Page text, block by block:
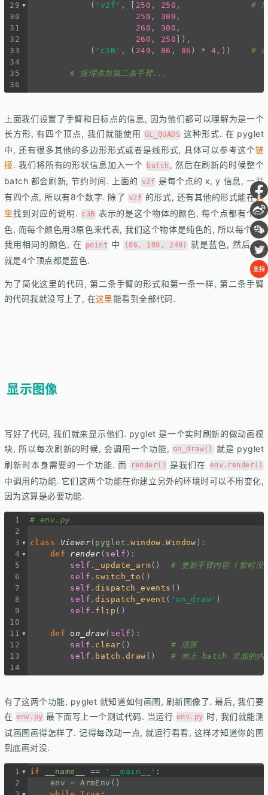
支持
29
            (
'v2f' , [ 250 , 250 , #
30
250 , 300 ,
31
260 , 300 ,
32
260 , 250 ]),
33
            (
'c3B' , ( 249 , 86 , 86 ) * 4 ,)) #
34
35
# 按理添加第二条手臂...
36
上面我们设置了手臂和目标点的信息, 因为他们都可以理解为是一个
长方形, 有四个顶点, 我们就能使用 GL_QUADS 这种形式. 在 pyglet
中, 还有很多其他的多边形形式或者是线形式, 具体可以参考这个链
接. 我们将所有的形状信息加入一个 batch , 然后在刷新的时候整个
batch 都会刷新, 节约时间. 上面的 v2f 是每个点的 x, y 信息, 一共
有四个点, 所以有8个数字. 除了 v2f 的形式, 还有其他的形式能在这
里找到对应的说明. c3B 表示的是这个物体的颜色, 每个点都有个颜
色, 而每个颜色用3原色来代表, 我们这个物体是纯色的, 所以每个点,
我用相同的颜色, 在 point 中 (86, 109, 249) 就是蓝色, 然后*4
就是4个顶点都是蓝色.
为了简化这里的代码, 第二条手臂的形式和第一条一样, 第二条手臂
的代码我就没写上了, 在这里能看到全部代码.
显示图像
写好了代码, 我们就来显示他们. pyglet 是一个实时刷新的做动画模
块, 所以每次刷新的时候, 会调用一个功能, on_draw()
就是 pyglet
刷新时本身需要的一个功能. 而
render() 是我们在 env.render()
中调用的功能. 它们这两个功能在你建立另外的环境时可以不用变化,
因为这算是必要功能.
1
# env.py
2
3
class Viewer( pyglet .window .Window ):
4
def render ( self ):
5
self . _update_arm() # 更新手臂内容 (暂时没
6
self . switch_to ()
7
self .dispatch_events ()
8
self .dispatch_event ( 'on_draw' )
9
self . flip ()
10
11
def on_draw( self ):
12
self . clear () # 清屏
13
self . batch . draw () # 画上 batch 里面的内
14
有了这两个功能, pyglet 就知道如何画图, 刷新图像了. 最后, 我们要
在 env.py 最下面写上一个测试代码. 当运行 env.py 时, 我们就能测
试画图画得怎样了. 记得每改动一点, 就运行看看, 这样才知道你的图
到底画对没.
1 if __name__ == '__main__' :
2
env = ArmEnv ()